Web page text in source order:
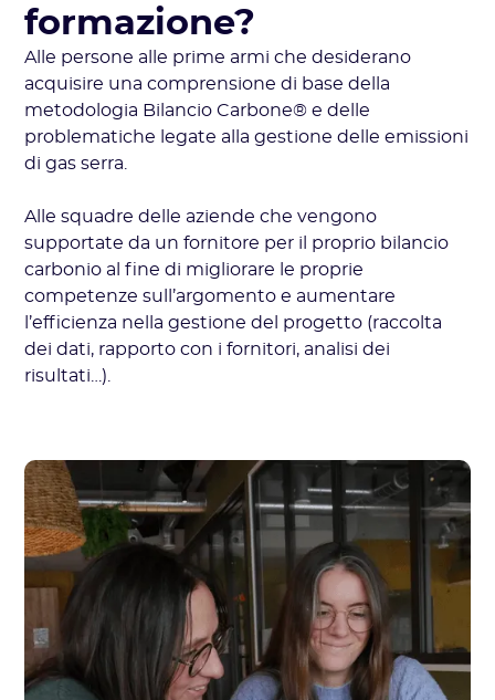
formazione?
Alle persone alle prime armi che desiderano
acquisire una comprensione di base della
metodologia Bilancio Carbone® e delle
problematiche legate alla gestione delle emissioni
di gas serra.
Alle squadre delle aziende che vengono
supportate da un fornitore per il proprio bilancio
carbonio al fine di migliorare le proprie
competenze sull’argomento e aumentare
l’efficienza nella gestione del progetto (raccolta
dei dati, rapporto con i fornitori, analisi dei
risultati…).